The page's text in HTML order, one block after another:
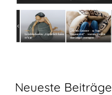
Neueste Beiträge